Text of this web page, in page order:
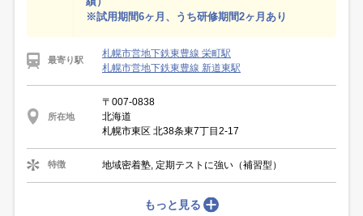
※試用期間6ヶ月、うち研修期間2ヶ月あり
最寄り駅
札幌市営地下鉄東豊線 栄町駅
札幌市営地下鉄東豊線 新道東駅
所在地
〒007-0838
北海道
札幌市東区 北38条東7丁目2-17
特徴 地域密着塾, 定期テストに強い（補習型）
もっと見る